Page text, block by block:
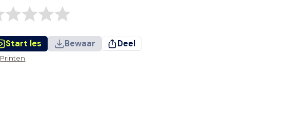
Start les Bewaar Deel
Printen